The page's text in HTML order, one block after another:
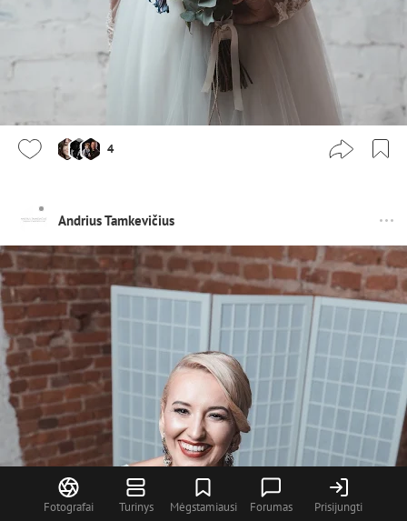
Fotografai Turinys Mėgstamiausi Forumas Prisijungti
4
Andrius Tamkevičius